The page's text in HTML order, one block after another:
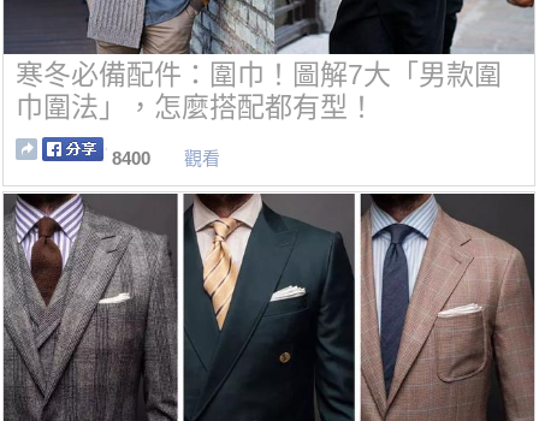
寒冬必備配件：圍巾！圖解7大「男款圍
巾圍法」，怎麼搭配都有型！
8400 觀看